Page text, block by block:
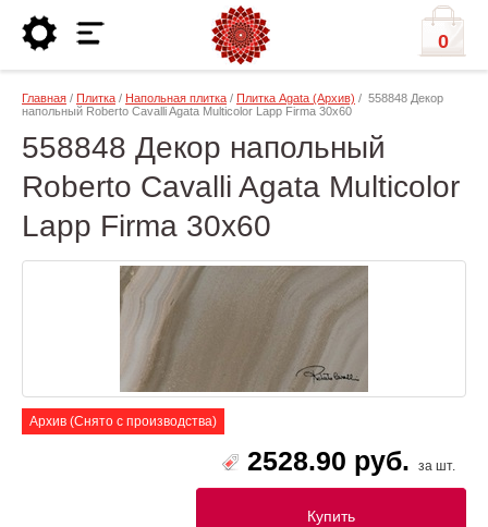
0
Главная / Плитка / Напольная плитка / Плитка Agata (Архив) / 558848 Декор
напольный Roberto Cavalli Agata Multicolor Lapp Firma 30x60
558848 Декор напольный
Roberto Cavalli Agata Multicolor
Lapp Firma 30x60
Архив (Снято с производства)
2528.90 руб. за шт.
Купить